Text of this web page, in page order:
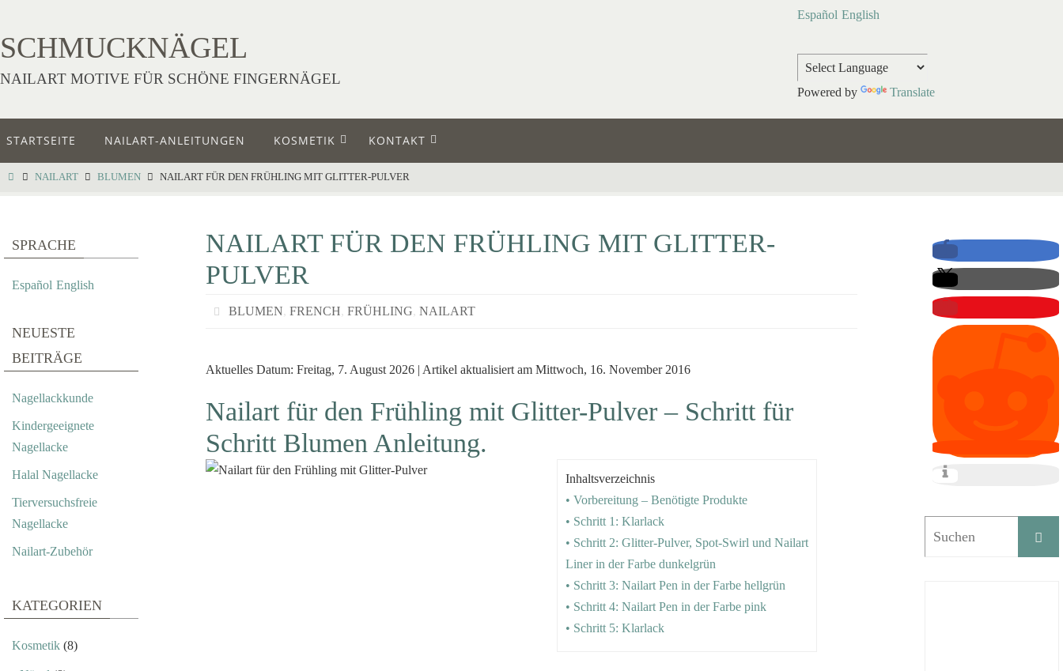
SCHMUCKNÄGEL
NAILART MOTIVE FÜR SCHÖNE FINGERNÄGEL
Español English
Powered by Translate
STARTSEITE NAILART-ANLEITUNGEN KOSMETIK KONTAKT
NAILART BLUMEN NAILART FÜR DEN FRÜHLING MIT GLITTER-PULVER
NAILART FÜR DEN FRÜHLING MIT GLITTER-
PULVER
BLUMEN, FRENCH, FRÜHLING, NAILART
Aktuelles Datum: Freitag, 7. August 2026 | Artikel aktualisiert am Mittwoch, 16. November 2016
Nailart für den Frühling mit Glitter-Pulver – Schritt für
Schritt Blumen Anleitung.
Inhaltsverzeichnis
• Vorbereitung – Benötigte Produkte
• Schritt 1: Klarlack
• Schritt 2: Glitter-Pulver, Spot-Swirl und Nailart
Liner in der Farbe dunkelgrün
• Schritt 3: Nailart Pen in der Farbe hellgrün
• Schritt 4: Nailart Pen in der Farbe pink
• Schritt 5: Klarlack
SPRACHE
Español English
NEUESTE
BEITRÄGE
Nagellackkunde
Kindergeeignete
Nagellacke
Halal Nagellacke
Tierversuchsfreie
Nagellacke
Nailart-Zubehör
KATEGORIEN
Kosmetik (8)